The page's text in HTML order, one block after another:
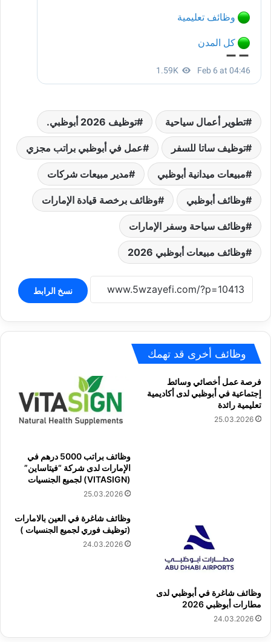
تطوير أعمال سياحية توظيف 2026 أبوظبي.
توظيف ساتا للسفر عمل في أبوظبي براتب مجزي
مبيعات ميدانية أبوظبي مدير مبيعات شركات
وظائف أبوظبي وظائف برخصة قيادة الإمارات
وظائف سياحة وسفر الإمارات
وظائف مبيعات أبوظبي 2026
نسخ الرابط
وظائف أخرى قد تهمك
فرصة عمل أخصائي وسائط
إجتماعية في أبوظبي لدى أكاديمية
تعليمية رائدة
25.03.2026
وظائف براتب 5000 درهم في
الإمارات لدى شركة “فيتاساين”
(VITASIGN) لجميع الجنسيات
25.03.2026
وظائف شاغرة في أبوظبي لدى
مطارات أبوظبي 2026
24.03.2026
وظائف شاغرة في العين بالامارات
(توظيف فوري لجميع الجنسيات )
24.03.2026